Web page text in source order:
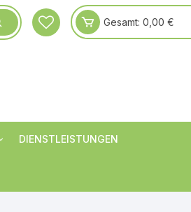
Gesamt: 0,00 €
DIENSTLEISTUNGEN